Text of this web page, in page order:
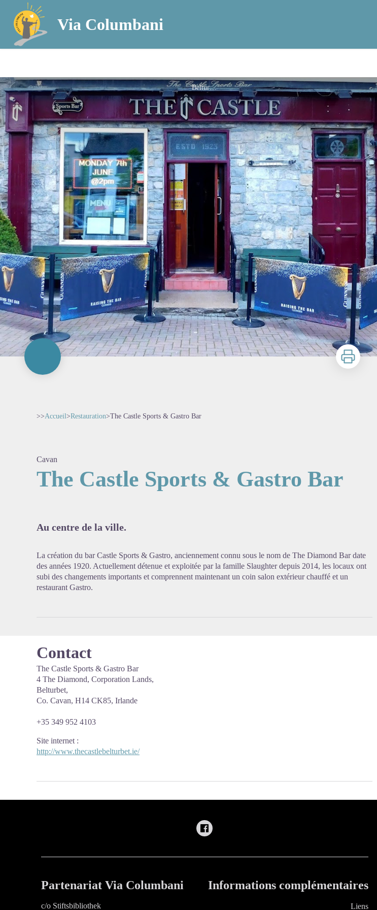
Via Columbani
Belturbet
Imprimer
>>Accueil>Restauration>The Castle Sports & Gastro Bar
Cavan
The Castle Sports & Gastro Bar
Au centre de la ville.
La création du bar Castle Sports & Gastro, anciennement connu sous le nom de The Diamond Bar date
des années 1920. Actuellement détenue et exploitée par la famille Slaughter depuis 2014, les locaux ont
subi des changements importants et comprennent maintenant un coin salon extérieur chauffé et un
restaurant Gastro.
Contact
The Castle Sports & Gastro Bar
4 The Diamond, Corporation Lands,
Belturbet,
Co. Cavan, H14 CK85, Irlande
+35 349 952 4103
Site internet :
http://www.thecastlebelturbet.ie/
Partenariat Via Columbani
c/o Stiftsbibliothek
Informations complémentaires
Liens